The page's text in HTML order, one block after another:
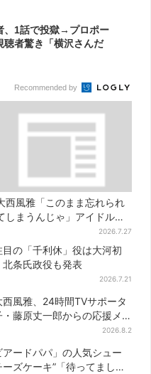
、1話で投獄→プロポー
聴者驚き「横沢さんだ
Recommended by
西風雅「このまま忘れられ
しまうんじゃ」アイドルの
葛藤、漏らす…関西ジュニア
番で“本音”
2026.7.27
目の「千利休」役は大河初
条氏政役も発表
2026.7.21
風雅、24時間TVサポータ
藤原丈一郎からの応援メ
2026.8.2
アードパパ」の人気シュー
ズケーキ”「待ってまし